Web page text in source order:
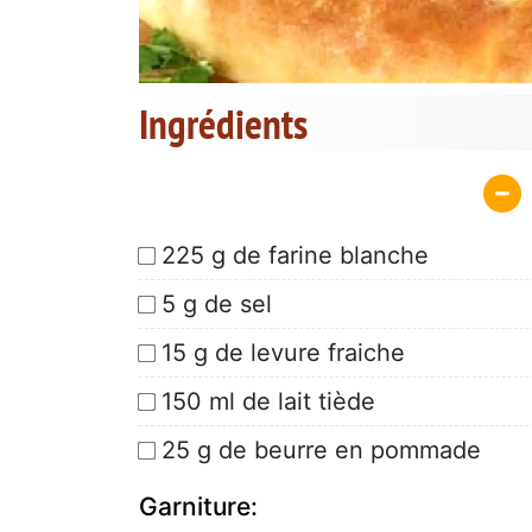
Ingrédients
225 g de farine blanche
5 g de sel
15 g de levure fraiche
150 ml de lait tiède
25 g de beurre en pommade
Garniture: